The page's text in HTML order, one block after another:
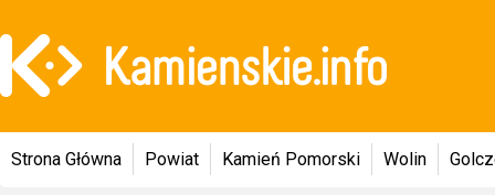
Strona Główna Powiat Kamień Pomorski Wolin